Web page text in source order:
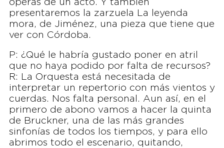
óperas de un acto. Y también
presentaremos la zarzuela La leyenda
mora, de Jiménez, una pieza que tiene que
ver con Córdoba.
P: ¿Qué le habría gustado poner en atril
que no haya podido por falta de recursos?
R: La Orquesta está necesitada de
interpretar un repertorio con más vientos y
cuerdas. Nos falta personal. Aun así, en el
primero de abono vamos a hacer la quinta
de Bruckner, una de las más grandes
sinfonías de todos los tiempos, y para ello
abrimos todo el escenario, quitando,